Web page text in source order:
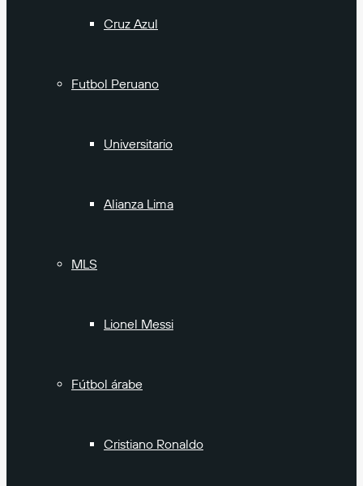
Cruz Azul
Futbol Peruano
Universitario
Alianza Lima
MLS
Lionel Messi
Fútbol árabe
Cristiano Ronaldo